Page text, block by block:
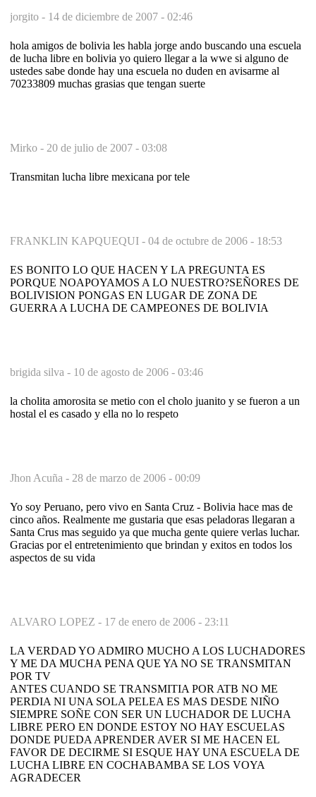
jorgito - 14 de diciembre de 2007 - 02:46
hola amigos de bolivia les habla jorge ando buscando una escuela
de lucha libre en bolivia yo quiero llegar a la wwe si alguno de
ustedes sabe donde hay una escuela no duden en avisarme al
70233809 muchas grasias que tengan suerte
Mirko - 20 de julio de 2007 - 03:08
Transmitan lucha libre mexicana por tele
FRANKLIN KAPQUEQUI - 04 de octubre de 2006 - 18:53
ES BONITO LO QUE HACEN Y LA PREGUNTA ES
PORQUE NOAPOYAMOS A LO NUESTRO?SEÑORES DE
BOLIVISION PONGAS EN LUGAR DE ZONA DE
GUERRA A LUCHA DE CAMPEONES DE BOLIVIA
brigida silva - 10 de agosto de 2006 - 03:46
la cholita amorosita se metio con el cholo juanito y se fueron a un
hostal el es casado y ella no lo respeto
Jhon Acuña - 28 de marzo de 2006 - 00:09
Yo soy Peruano, pero vivo en Santa Cruz - Bolivia hace mas de
cinco años. Realmente me gustaria que esas peladoras llegaran a
Santa Crus mas seguido ya que mucha gente quiere verlas luchar.
Gracias por el entretenimiento que brindan y exitos en todos los
aspectos de su vida
ALVARO LOPEZ - 17 de enero de 2006 - 23:11
LA VERDAD YO ADMIRO MUCHO A LOS LUCHADORES
Y ME DA MUCHA PENA QUE YA NO SE TRANSMITAN
POR TV
ANTES CUANDO SE TRANSMITIA POR ATB NO ME
PERDIA NI UNA SOLA PELEA ES MAS DESDE NIÑO
SIEMPRE SOÑE CON SER UN LUCHADOR DE LUCHA
LIBRE PERO EN DONDE ESTOY NO HAY ESCUELAS
DONDE PUEDA APRENDER AVER SI ME HACEN EL
FAVOR DE DECIRME SI ESQUE HAY UNA ESCUELA DE
LUCHA LIBRE EN COCHABAMBA SE LOS VOYA
AGRADECER